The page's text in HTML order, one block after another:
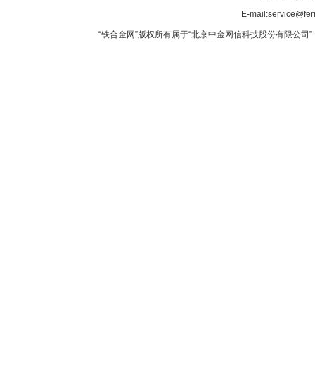
E-
“铁合金网”版权所有属于“北京中金网信科技股份有限公司